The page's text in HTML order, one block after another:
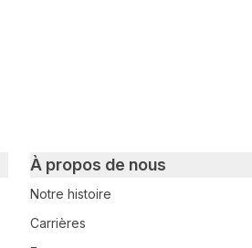
À propos de nous
Notre histoire
Carrières